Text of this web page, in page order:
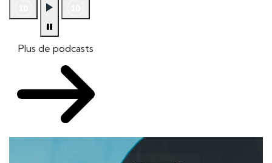
Plus de podcasts